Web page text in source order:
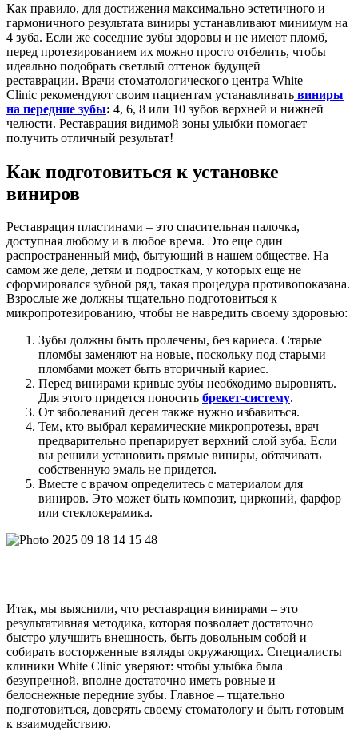
Как правило, для достижения максимально эстетичного и
гармоничного результата виниры устанавливают минимум на
4 зуба. Если же соседние зубы здоровы и не имеют пломб,
перед протезированием их можно просто отбелить, чтобы
идеально подобрать светлый оттенок будущей
реставрации. Врачи стоматологического центра White
Clinic рекомендуют своим пациентам устанавливать виниры
на передние зубы: 4, 6, 8 или 10 зубов верхней и нижней
челюсти. Реставрация видимой зоны улыбки помогает
получить отличный результат!
Как подготовиться к установке
виниров
Реставрация пластинами – это спасительная палочка,
доступная любому и в любое время. Это еще один
распространенный миф, бытующий в нашем обществе. На
самом же деле, детям и подросткам, у которых еще не
сформировался зубной ряд, такая процедура противопоказана.
Взрослые же должны тщательно подготовиться к
микропротезированию, чтобы не навредить своему здоровью:
Зубы должны быть пролечены, без кариеса. Старые
пломбы заменяют на новые, поскольку под старыми
пломбами может быть вторичный кариес.
Перед винирами кривые зубы необходимо выровнять.
Для этого придется поносить брекет-систему.
От заболеваний десен также нужно избавиться.
Тем, кто выбрал керамические микропротезы, врач
предварительно препарирует верхний слой зуба. Если
вы решили установить прямые виниры, обтачивать
собственную эмаль не придется.
Вместе с врачом определитесь с материалом для
виниров. Это может быть композит, цирконий, фарфор
или стеклокерамика.
Итак, мы выяснили, что реставрация винирами – это
результативная методика, которая позволяет достаточно
быстро улучшить внешность, быть довольным собой и
собирать восторженные взгляды окружающих. Специалисты
клиники White Clinic уверяют: чтобы улыбка была
безупречной, вполне достаточно иметь ровные и
белоснежные передние зубы. Главное – тщательно
подготовиться, доверять своему стоматологу и быть готовым
к взаимодействию.